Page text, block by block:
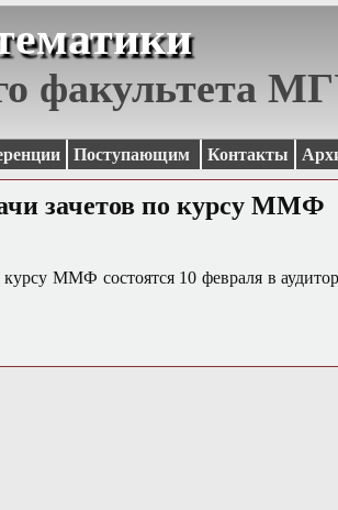
факультета
Поступающим Контакты
зачетов по курсу ММФ
курсу ММФ состоятся 10 февраля в